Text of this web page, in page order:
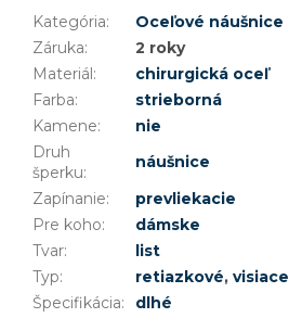
Kategória:
Oceľové náušnice
Záruka:
2 roky
Materiál :
chirurgická oceľ
Farba:
strieborná
Kamene:
nie
Druh
šperku:
náušnice
Zapínanie:
prevliekacie
Pre koho:
dámske
Tvar:
list
Typ: retiazkové, visiace
Špecifikácia: dlhé